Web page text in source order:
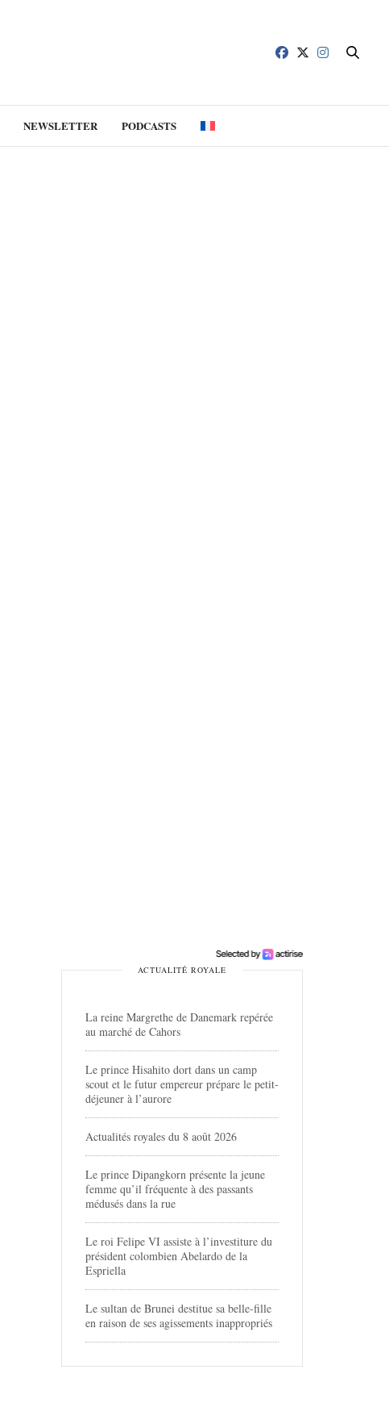
NEWSLETTER PODCASTS
ACTUALITÉ ROYALE
La reine Margrethe de Danemark repérée
au marché de Cahors
Le prince Hisahito dort dans un camp
scout et le futur empereur prépare le petit-
déjeuner à l’aurore
Actualités royales du 8 août 2026
Le prince Dipangkorn présente la jeune
femme qu’il fréquente à des passants
médusés dans la rue
Le roi Felipe VI assiste à l’investiture du
président colombien Abelardo de la
Espriella
Le sultan de Brunei destitue sa belle-fille
en raison de ses agissements inappropriés